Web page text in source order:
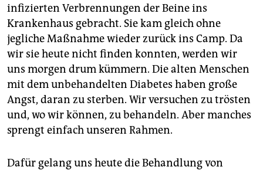
infizierten Verbrennungen der Beine ins
Krankenhaus gebracht. Sie kam gleich ohne
jegliche Maßnahme wieder zurück ins Camp. Da
wir sie heute nicht finden konnten, werden wir
uns morgen drum kümmern. Die alten Menschen
mit dem unbehandelten Diabetes haben große
Angst, daran zu sterben. Wir versuchen zu trösten
und, wo wir können, zu behandeln. Aber manches
sprengt einfach unseren Rahmen.
Dafür gelang uns heute die Behandlung von